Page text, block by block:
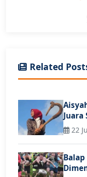
Related
Juara
22